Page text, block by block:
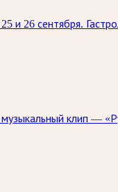
и 26 сентября.
клип —